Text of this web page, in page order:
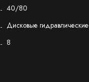
40/80
Дисковые гидравлические
8